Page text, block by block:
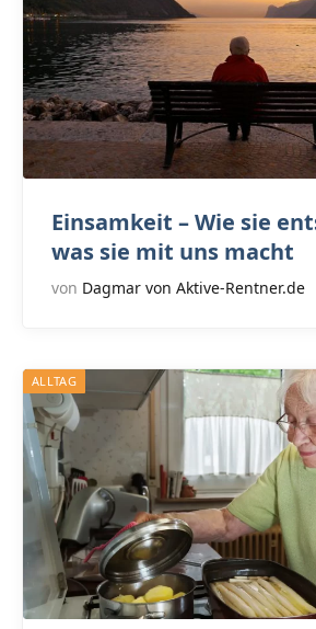
Einsamkeit – Wie sie
was sie mit uns macht
von Dagmar von Aktive-Rentner.de
ALLTAG